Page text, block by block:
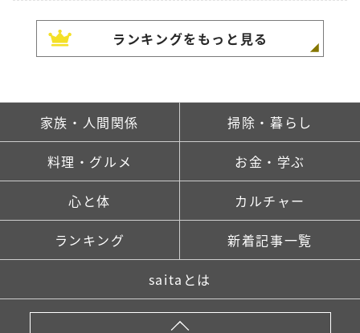
ランキングをもっと見る
家族・人間関係 掃除・暮らし
料理・グルメ お金・学ぶ
心と体 カルチャー
ランキング 新着記事一覧
saitaとは